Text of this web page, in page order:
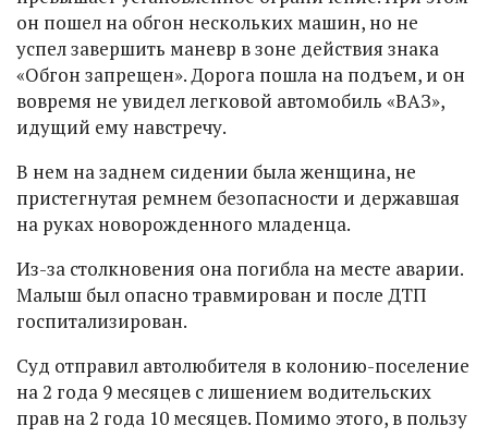
он пошел на обгон нескольких машин, но не
успел завершить маневр в зоне действия знака
«Обгон запрещен». Дорога пошла на подъем, и он
вовремя не увидел легковой автомобиль «ВАЗ»,
идущий ему навстречу.
В нем на заднем сидении была женщина, не
пристегнутая ремнем безопасности и державшая
на руках новорожденного младенца.
Из-за столкновения она погибла на месте аварии.
Малыш был опасно травмирован и после ДТП
госпитализирован.
Суд отправил автолюбителя в колонию-поселение
на 2 года 9 месяцев с лишением водительских
прав на 2 года 10 месяцев. Помимо этого, в пользу